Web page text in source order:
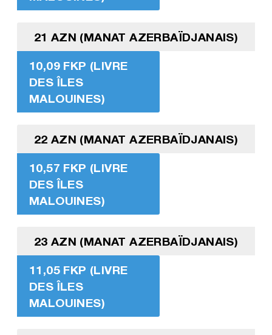
21 AZN (MANAT AZERBAÏDJANAIS)
10,09 FKP (LIVRE
DES ÎLES
MALOUINES)
22 AZN (MANAT AZERBAÏDJANAIS)
10,57 FKP (LIVRE
DES ÎLES
MALOUINES)
23 AZN (MANAT AZERBAÏDJANAIS)
11,05 FKP (LIVRE
DES ÎLES
MALOUINES)